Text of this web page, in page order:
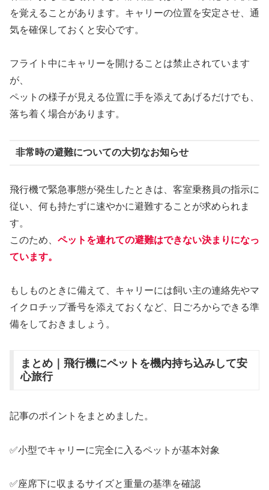
を覚えることがあります。キャリーの位置を安定させ、通
気を確保しておくと安心です。
フライト中にキャリーを開けることは禁止されています
が、
ペットの様子が見える位置に手を添えてあげるだけでも、
落ち着く場合があります。
非常時の避難についての大切なお知らせ
飛行機で緊急事態が発生したときは、客室乗務員の指示に
従い、何も持たずに速やかに避難することが求められま
す。
このため、 ペットを連れての避難はできない決まりになっ
ています。
もしものときに備えて、キャリーには飼い主の連絡先やマ
イクロチップ番号を添えておくなど、日ごろからできる準
備をしておきましょう。
まとめ｜飛行機にペットを機内持ち込みして安
心旅行
記事のポイントをまとめました。
✅小型でキャリーに完全に入るペットが基本対象
✅座席下に収まるサイズと重量の基準を確認